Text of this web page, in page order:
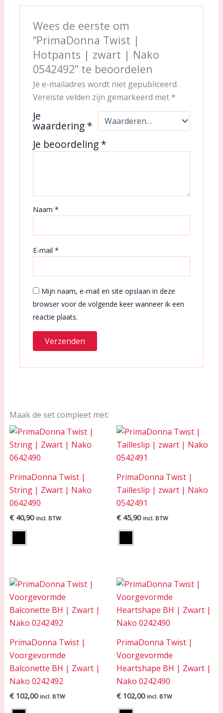
Wees de eerste om
“PrimaDonna Twist |
Hotpants | zwart | Nako
0542492” te beoordelen
Je e-mailadres wordt niet gepubliceerd.
Vereiste velden zijn gemarkeerd met *
Je
waardering *
Je beoordeling *
Naam*
E-mail*
Mijn naam, e-mail en site opslaan in deze
browser voor de volgende keer wanneer ik een
reactie plaats.
Maak de set compleet met:
PrimaDonna Twist |
String | Zwart | Nako
0642490
€40,90 incl. BTW
PrimaDonna Twist |
Tailleslip | zwart | Nako
0542491
€ 45,90 incl. BTW
PrimaDonna Twist |
Voorgevormde
Balconette BH | Zwart |
Nako 0242492
€102,00 incl. BTW
PrimaDonna Twist |
Voorgevormde
Heartshape BH | Zwart |
Nako 0242490
€ 102,00 incl. BTW